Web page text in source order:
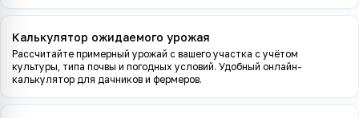
Калькулятор ожидаемого урожая
Рассчитайте примерный урожай с вашего участка с учётом
культуры, типа почвы и погодных условий. Удобный онлайн-
калькулятор для дачников и фермеров.